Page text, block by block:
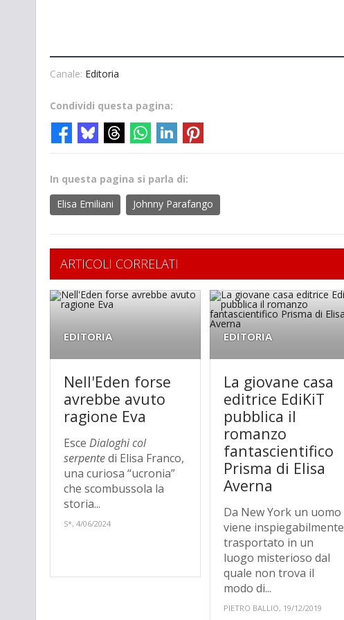
Canale: Editoria
Condividi questa pagina:
In questa pagina si parla di:
Elisa Emiliani
Johnny Parafango
ARTICOLI CORRELATI
EDITORIA
Nell'Eden forse
avrebbe avuto
ragione Eva
Esce Dialoghi col
serpentedi Elisa Franco,
una curiosa “ucronia”
che scombussola la
storia...
S*, 4/06/2024
EDITORIA
La giovane casa
editrice EdiKiT
pubblica il
romanzo
fantascientifico
Prisma di Elisa
Averna
Da New York un uomo
viene inspiegabilmente
trasportato in un
luogo misterioso dal
quale non trova il
modo di...
PIETRO BALLIO, 19/12/2019